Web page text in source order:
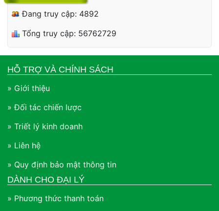
Đang truy cập: 4892
Tổng truy cập: 56762729
HỖ TRỢ VÀ CHÍNH SÁCH
» Giới thiệu
» Đối tác chiến lược
» Triết lý kinh doanh
» Liên hệ
» Quy định bảo mật thông tin
DÀNH CHO ĐẠI LÝ
» Phương thức thanh toán